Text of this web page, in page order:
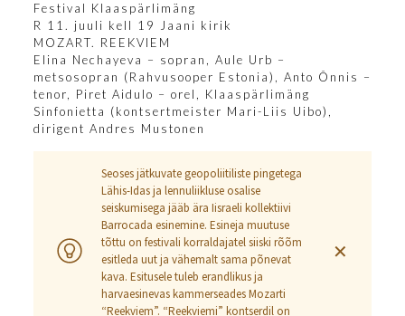
Festival Klaaspärlimäng
R 11. juuli kell 19 Jaani kirik
MOZART. REEKVIEM
Elina Nechayeva – sopran, Aule Urb –
metsosopran (Rahvusooper Estonia), Anto Õnnis –
tenor, Piret Aidulo – orel, Klaaspärlimäng
Sinfonietta (kontsertmeister Mari-Liis Uibo),
dirigent Andres Mustonen
Seoses jätkuvate geopoliitiliste pingetega
Lähis-Idas ja lennuliikluse osalise
seiskumisega jääb ära Iisraeli kollektiivi
Barrocada esinemine. Esineja muutuse
tõttu on festivali korraldajatel siiski rõõm
esitleda uut ja vähemalt sama põnevat
kava. Esitusele tuleb erandlikus ja
harvaesinevas kammerseades Mozarti
“Reekviem”. “Reekviemi” kontserdil on
✕